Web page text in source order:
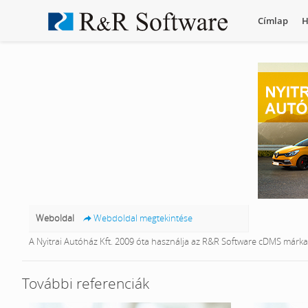
Címlap
Weboldal
Webdoldal megtekintése
A Nyitrai Autóház Kft. 2009 óta használja az R&R Software cDMS
További referenciák